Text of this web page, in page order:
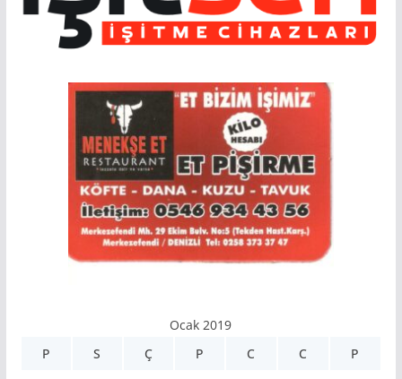
Ocak 2019
P
S Ç P C C P